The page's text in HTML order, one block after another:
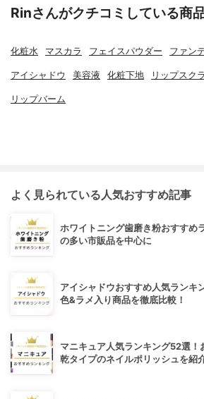
Rinさんがクチコミしている商
化粧水 マスカラ フェイスパウダー ファン
アイシャドウ 美容液 化粧下地 リップスク
リップバーム
よく見られている人気おすすめ記事
ホワイトニング歯磨き粉おすすめ
の多い市販品を中心に
アイシャドウおすすめ人気ランキ
色&ラメ入り商品を徹底比較！
マニキュア人気ランキング52選！
乾タイプのネイルポリッシュを紹